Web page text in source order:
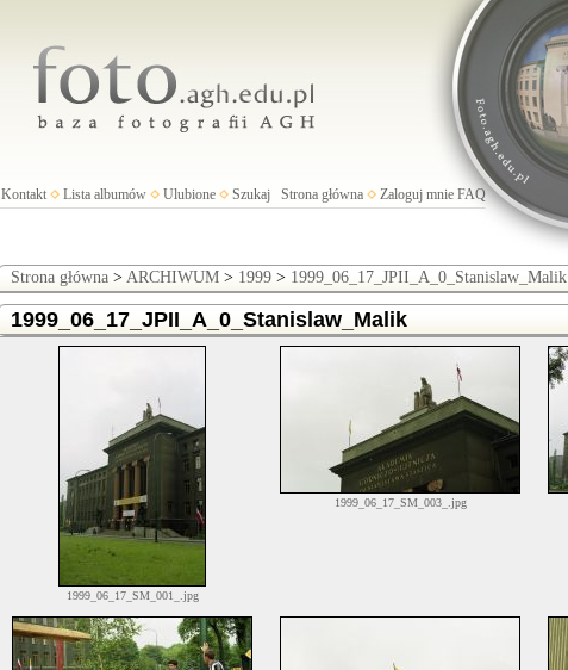
Kontakt Lista albumów Ulubione Szukaj Strona główna Zaloguj mnie FAQ
Strona główna> ARCHIWUM> 1999> 1999_06_17_JPII_A_0_Stanislaw_Malik
1999_06_17_JPII_A_0_Stanislaw_Malik
1999_06_17_SM_001_.jpg
1999_06_17_SM_003_.jpg